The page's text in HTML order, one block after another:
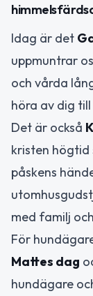
Idag är det
uppmuntrar
och vårda
höra av dig
Det är också
kristen högtid
påskens
med familj
För
Mattes dag
hundägare